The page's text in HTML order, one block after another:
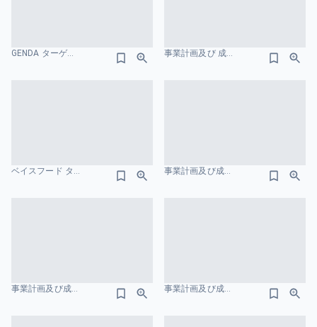
GENDA ターゲット市場のスライドデザイン 事業計画及び 成長可能性に関する事項 GMOTECHホールディングス株式会社 市場規模のスライドデザイン
ベイスフード ターゲット市場のスライドデザイン 事業計画及び成長可能性に関する事項-株式会社ハンモック ポジショニングマップのスライドデザイン
事業計画及び成⻑可能性に関する事項 サービス概要のスライドデザイン 事業計画及び成長可能性に関する事項 株式会社ジグザグ オレンジのスライドデザイン